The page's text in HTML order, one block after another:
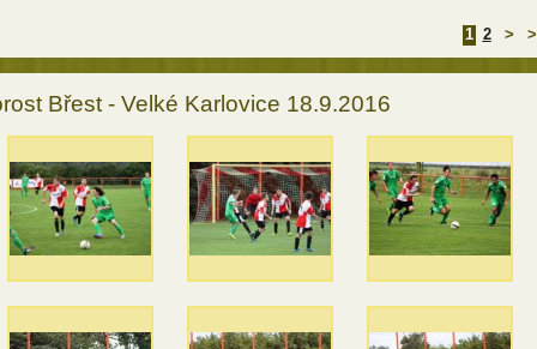
1 2 >
Břest - Velké Karlovice 18.9.2016